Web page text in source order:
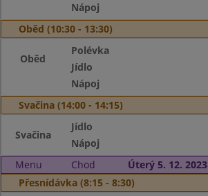
Nápoj
Oběd (10:30 - 13:30)
Oběd
Polévka
Jídlo
Nápoj
Svačina (14:00 - 14:15)
Svačina
Jídlo
Nápoj
Menu
Chod
Úterý 5. 12. 2023
Přesnídávka (8:15 - 8:30)